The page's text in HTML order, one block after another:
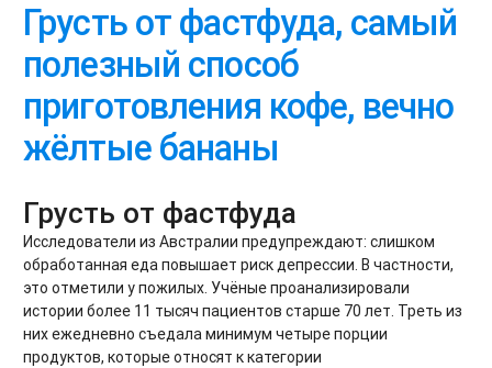
Грусть от фастфуда, самый
полезный способ
приготовления кофе, вечно
жёлтые бананы
Грусть от фастфуда
Исследователи из Австралии предупреждают: слишком
обработанная еда повышает риск депрессии. В частности,
это отметили у пожилых. Учёные проанализировали
истории более 11 тысяч пациентов старше 70 лет. Треть из
них ежедневно съедала минимум четыре порции
продуктов, которые относят к категории